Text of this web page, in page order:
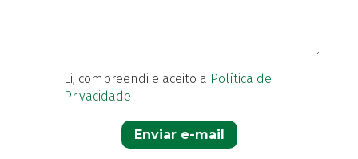
Li, compreendi e aceito a Política de
Privacidade
Enviar e-mail